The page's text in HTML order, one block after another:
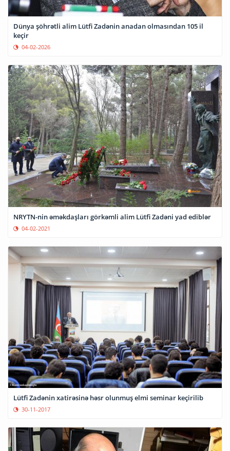
Dünya şöhrətli alim Lütfi Zadənin anadan olmasından 105 il
keçir
04-02-2026
NRYTN-nin əməkdaşları görkəmli alim Lütfi Zadəni yad ediblər
04-02-2021
Lütfi Zadənin xatirəsinə həsr olunmuş elmi seminar keçirilib
30-11-2017